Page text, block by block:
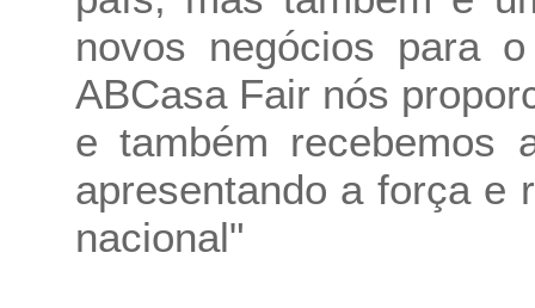
novos negócios para
ABCasa Fair nós
e também recebemos
apresentando a força e
nacional"